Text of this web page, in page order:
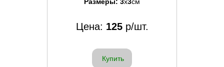
Цена: 125р/шт.
Купить